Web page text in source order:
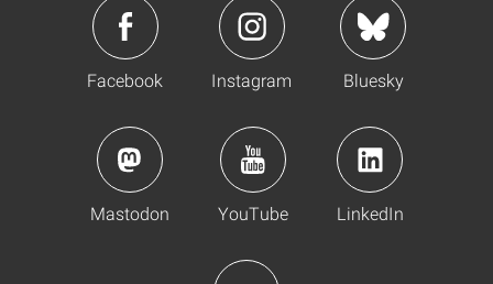
Facebook Instagram Bluesky
Mastodon YouTube LinkedIn